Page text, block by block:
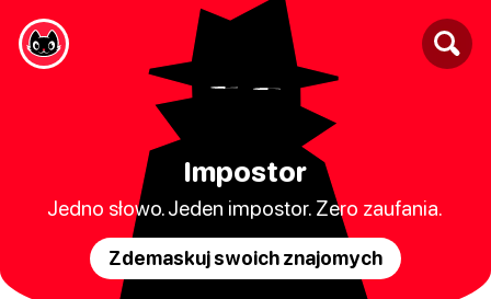
Impostor
Jedno słowo. Jeden impostor. Zero zaufania.
Zdemaskuj swoich znajomych